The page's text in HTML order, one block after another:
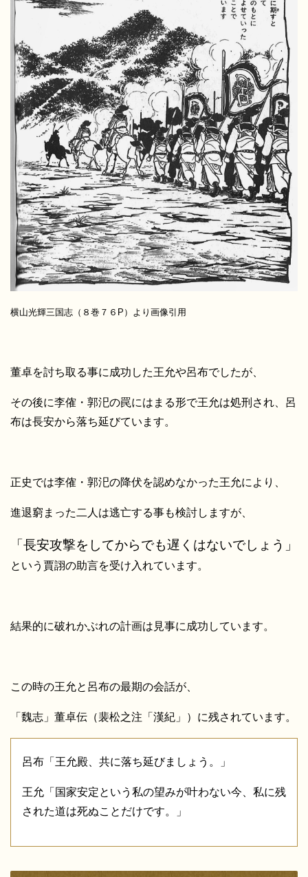
横山光輝三国志（８巻７６P）より画像引用
董卓を討ち取る事に成功した王允や呂布でしたが、
その後に李傕・郭汜の罠にはまる形で王允は処刑され、呂
布は長安から落ち延びています。
正史では李傕・郭汜の降伏を認めなかった王允により、
進退窮まった二人は逃亡する事も検討しますが、
「長安攻撃をしてからでも遅くはないでしょう」
という賈詡の助言を受け入れています。
結果的に破れかぶれの計画は見事に成功しています。
この時の王允と呂布の最期の会話が、
「魏志」董卓伝（裴松之注「漢紀」）に残されています。
呂布「王允殿、共に落ち延びましょう。」
王允「国家安定という私の望みが叶わない今、私に残
された道は死ぬことだけです。」